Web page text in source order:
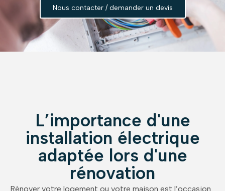
Nous contacter / demander un devis
L’importance d'une
installation électrique
adaptée lors d'une
rénovation
Rénover votre logement ou votre maison est l’occasion